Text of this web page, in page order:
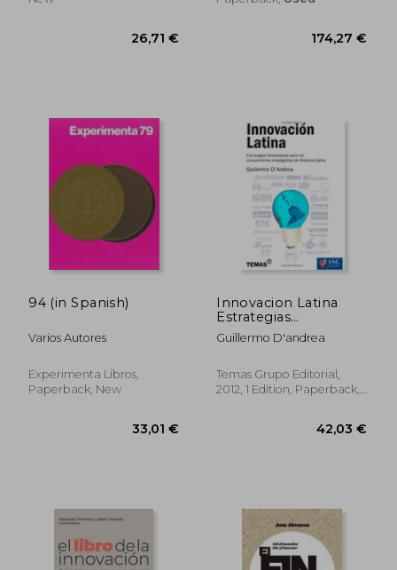
94 (in Spanish)
Varios Autores
Experimenta Libros,
Paperback, New
Innovacion Latina
Estrategias
Innovadoras Para los
Consumidores
America Latina
(Rustic (in Spanish)
Guillermo D'andrea
Temas Grupo Editorial,
2012, 1 Edition, Paperback,